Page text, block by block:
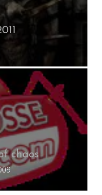
chaos